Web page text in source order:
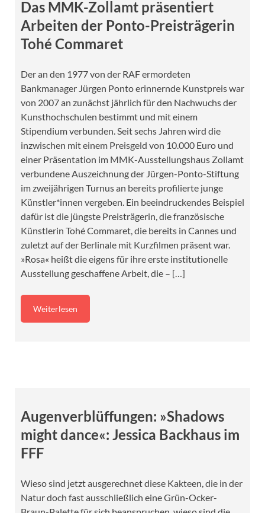
Das MMK-Zollamt präsentiert
Arbeiten der Ponto-Preisträgerin
Tohé Commaret
Der an den 1977 von der RAF ermordeten
Bankmanager Jürgen Ponto erinnernde Kunstpreis war
von 2007 an zunächst jährlich für den Nachwuchs der
Kunsthochschulen bestimmt und mit einem
Stipendium verbunden. Seit sechs Jahren wird die
inzwischen mit einem Preisgeld von 10.000 Euro und
einer Präsentation im MMK-Ausstellungshaus Zollamt
verbundene Auszeichnung der Jürgen-Ponto-Stiftung
im zweijährigen Turnus an bereits profilierte junge
Künstler*innen vergeben. Ein beeindruckendes Beispiel
dafür ist die jüngste Preisträgerin, die französische
Künstlerin Tohé Commaret, die bereits in Cannes und
zuletzt auf der Berlinale mit Kurzfilmen präsent war.
»Rosa« heißt die eigens für ihre erste institutionelle
Ausstellung geschaffene Arbeit, die – […]
Weiterlesen
Augenverblüffungen: »Shadows
might dance«: Jessica Backhaus im
FFF
Wieso sind jetzt ausgerechnet diese Kakteen, die in der
Natur doch fast ausschließlich eine Grün-Ocker-